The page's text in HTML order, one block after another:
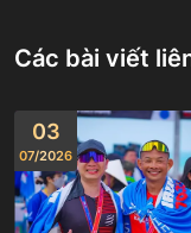
Các bài viết
03
07/2026